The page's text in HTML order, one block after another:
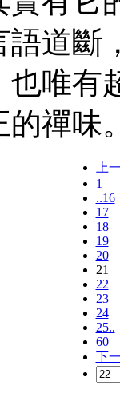
道斷
唯有
的禪味
上
1
..16
17
18
19
20
21
22
23
24
25..
60
下